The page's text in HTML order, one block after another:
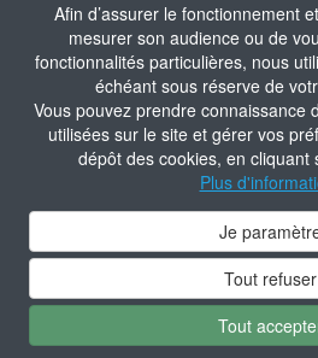
Afin d’assurer le fonctionnement
mesurer son audience ou de
fonctionnalités particulières, nous
échéant sous réserve de
Vous pouvez prendre connaissance
utilisées sur le site et gérer vos
dépôt des cookies, en cliquant
Plus
Je
Tout refuser
Tout